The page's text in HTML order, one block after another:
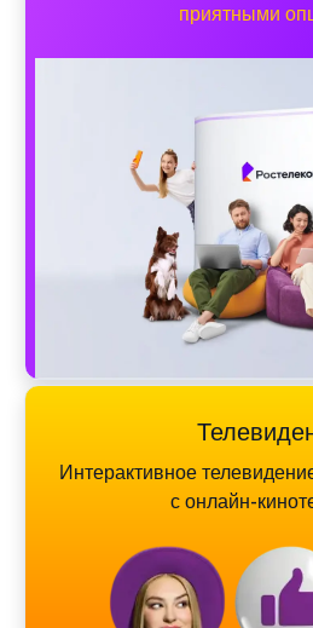
приятными
Интерактивное
с онлайн-